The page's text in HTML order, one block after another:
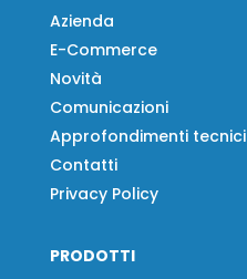
Azienda
E-Commerce
Novità
Comunicazioni
Approfondimenti tecnici
Contatti
Privacy Policy
PRODOTTI